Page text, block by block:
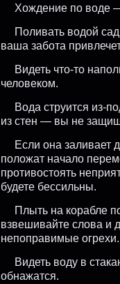
Хождение по воде —
Поливать водой
ваша забота
Видеть что-то
человеком.
Вода струится из-
из стен — вы не
Если она заливает
положат начало
противостоять
будете бессильны.
Плыть на корабле
взвешивайте слова и
непоправимые огрехи.
Видеть воду в
обнажатся.